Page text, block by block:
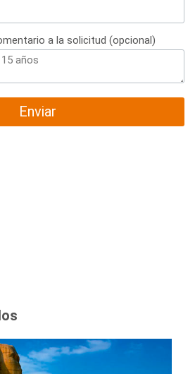
a la solicitud (opcional)
Enviar